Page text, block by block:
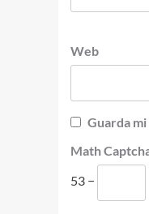
Web
Guarda
Math
53 −